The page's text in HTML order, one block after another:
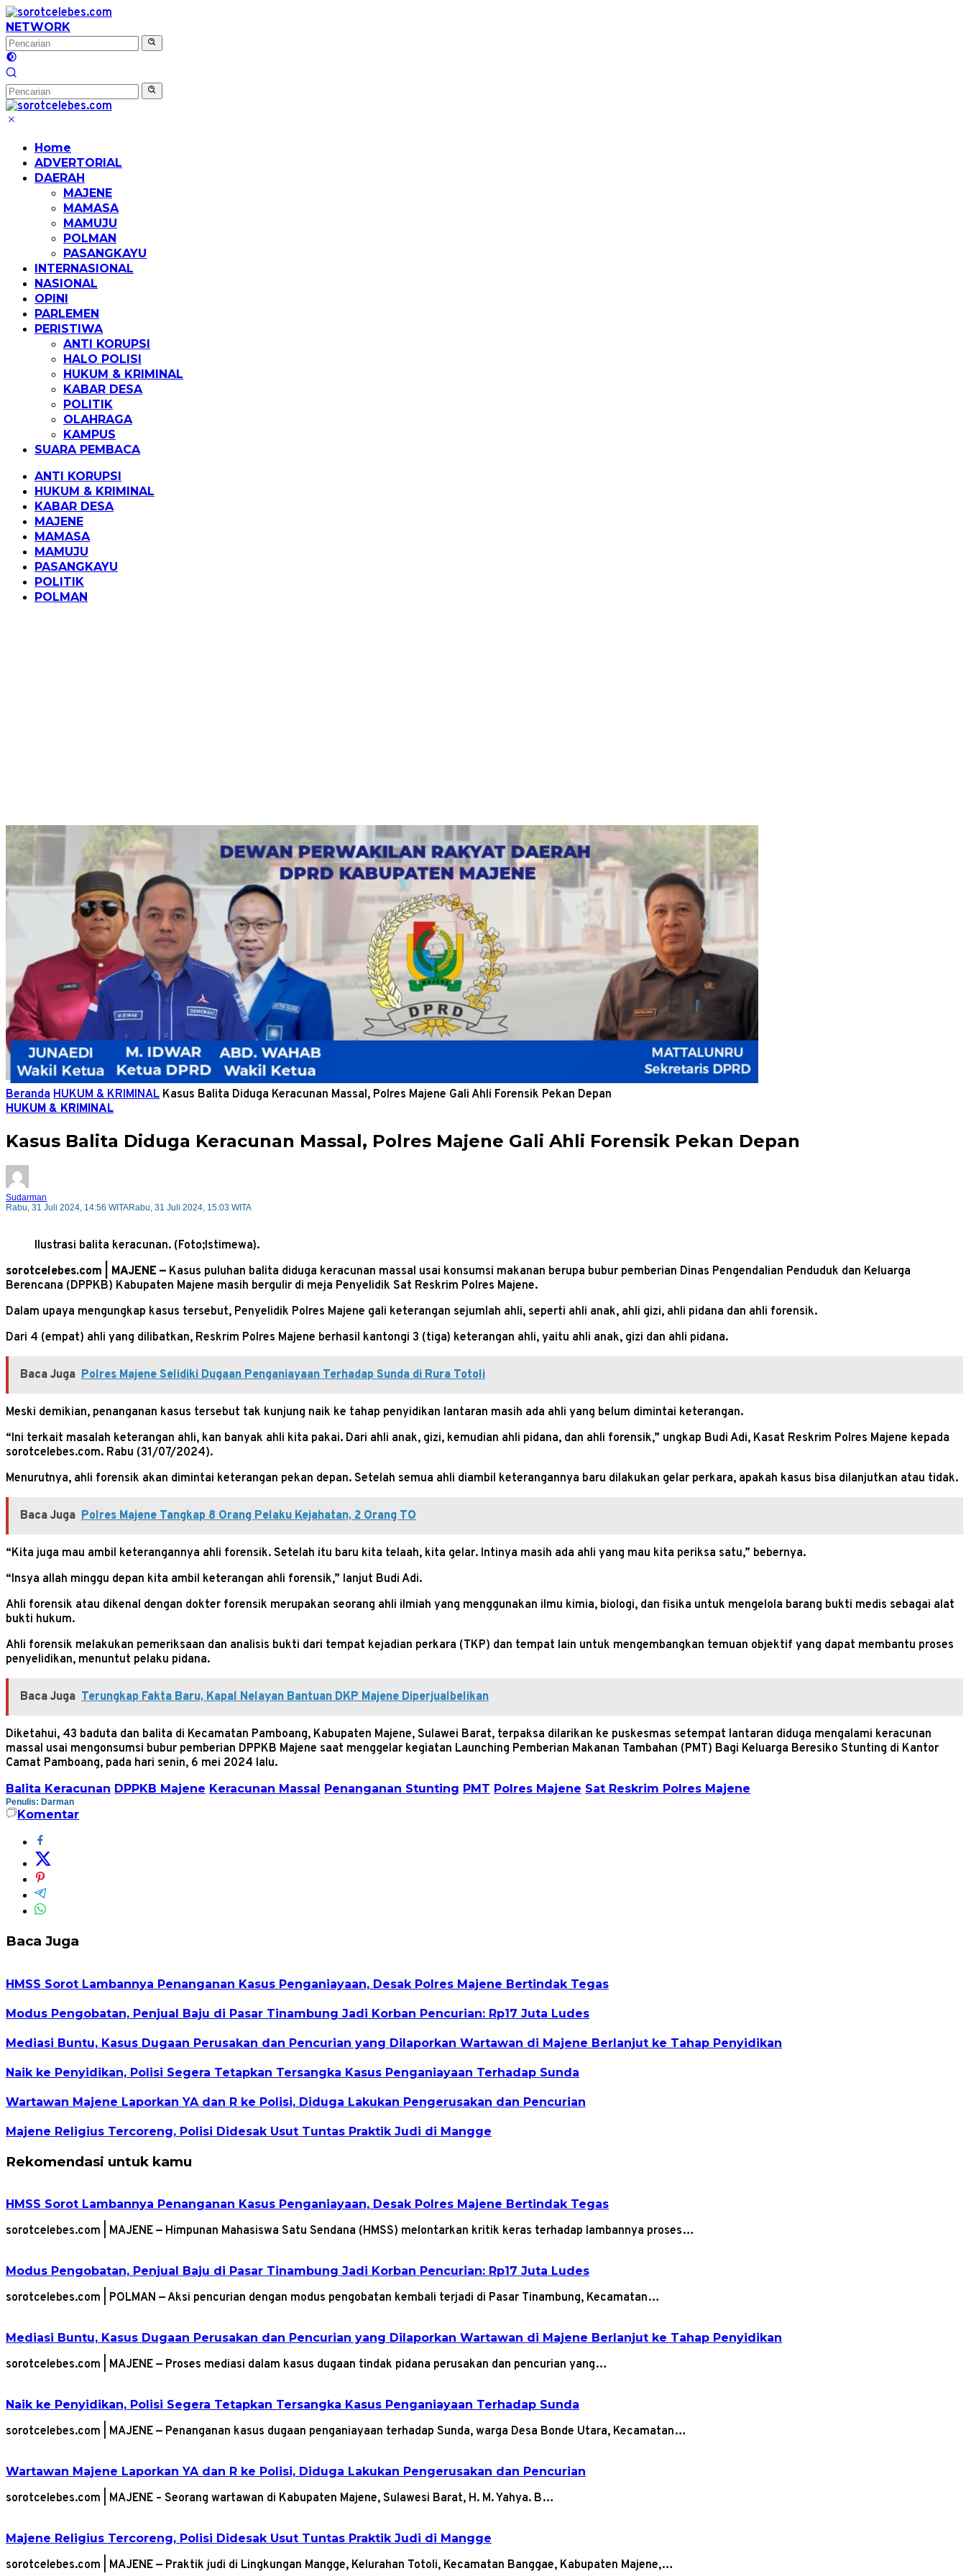
Langsung
ke
konten
NETWORK
Home
ADVERTORIAL
DAERAH
MAJENE
MAMASA
MAMUJU
POLMAN
PASANGKAYU
INTERNASIONAL
NASIONAL
OPINI
PARLEMEN
PERISTIWA
ANTI KORUPSI
HALO POLISI
HUKUM & KRIMINAL
KABAR DESA
POLITIK
OLAHRAGA
KAMPUS
SUARA PEMBACA
ANTI KORUPSI
HUKUM & KRIMINAL
KABAR DESA
MAJENE
MAMASA
MAMUJU
PASANGKAYU
POLITIK
POLMAN
Beranda HUKUM & KRIMINAL Kasus Balita Diduga Keracunan Massal, Polres Majene Gali Ahli Forensik Pekan Depan
HUKUM & KRIMINAL
Kasus Balita Diduga Keracunan Massal, Polres Majene Gali Ahli Forensik Pekan Depan
Sudarman
Rabu, 31 Juli 2024, 14:56 WITARabu, 31 Juli 2024, 15:03 WITA
Ilustrasi balita keracunan. (Foto;Istimewa).
sorotcelebes.com | MAJENE — Kasus puluhan balita diduga keracunan massal usai konsumsi makanan berupa bubur pemberian Dinas Pengendalian Penduduk dan Keluarga
Berencana (DPPKB) Kabupaten Majene masih bergulir di meja Penyelidik Sat Reskrim Polres Majene.
Dalam upaya mengungkap kasus tersebut, Penyelidik Polres Majene gali keterangan sejumlah ahli, seperti ahli anak, ahli gizi, ahli pidana dan ahli forensik.
Dari 4 (empat) ahli yang dilibatkan, Reskrim Polres Majene berhasil kantongi 3 (tiga) keterangan ahli, yaitu ahli anak, gizi dan ahli pidana.
Baca Juga Polres Majene Selidiki Dugaan Penganiayaan Terhadap Sunda di Rura Totoli
Meski demikian, penanganan kasus tersebut tak kunjung naik ke tahap penyidikan lantaran masih ada ahli yang belum dimintai keterangan.
“Ini terkait masalah keterangan ahli, kan banyak ahli kita pakai. Dari ahli anak, gizi, kemudian ahli pidana, dan ahli forensik,” ungkap Budi Adi, Kasat Reskrim Polres Majene kepada
sorotcelebes.com. Rabu (31/07/2024).
Menurutnya, ahli forensik akan dimintai keterangan pekan depan. Setelah semua ahli diambil keterangannya baru dilakukan gelar perkara, apakah kasus bisa dilanjutkan atau tidak.
Baca Juga Polres Majene Tangkap 8 Orang Pelaku Kejahatan, 2 Orang TO
“Kita juga mau ambil keterangannya ahli forensik. Setelah itu baru kita telaah, kita gelar. Intinya masih ada ahli yang mau kita periksa satu,” bebernya.
“Insya allah minggu depan kita ambil keterangan ahli forensik,” lanjut Budi Adi.
Ahli forensik atau dikenal dengan dokter forensik merupakan seorang ahli ilmiah yang menggunakan ilmu kimia, biologi, dan fisika untuk mengelola barang bukti medis sebagai alat
bukti hukum.
Ahli forensik melakukan pemeriksaan dan analisis bukti dari tempat kejadian perkara (TKP) dan tempat lain untuk mengembangkan temuan objektif yang dapat membantu proses
penyelidikan, menuntut pelaku pidana.
Baca Juga Terungkap Fakta Baru, Kapal Nelayan Bantuan DKP Majene Diperjualbelikan
Diketahui, 43 baduta dan balita di Kecamatan Pamboang, Kabupaten Majene, Sulawei Barat, terpaksa dilarikan ke puskesmas setempat lantaran diduga mengalami keracunan
massal usai mengonsumsi bubur pemberian DPPKB Majene saat menggelar kegiatan Launching Pemberian Makanan Tambahan (PMT) Bagi Keluarga Beresiko Stunting di Kantor
Camat Pamboang, pada hari senin, 6 mei 2024 lalu.
Balita Keracunan DPPKB Majene Keracunan Massal Penanganan Stunting PMT Polres Majene Sat Reskrim Polres Majene
Penulis: Darman
Komentar
Baca Juga
HMSS Sorot Lambannya Penanganan Kasus Penganiayaan, Desak Polres Majene Bertindak Tegas
Modus Pengobatan, Penjual Baju di Pasar Tinambung Jadi Korban Pencurian: Rp17 Juta Ludes
Mediasi Buntu, Kasus Dugaan Perusakan dan Pencurian yang Dilaporkan Wartawan di Majene Berlanjut ke Tahap Penyidikan
Naik ke Penyidikan, Polisi Segera Tetapkan Tersangka Kasus Penganiayaan Terhadap Sunda
Wartawan Majene Laporkan YA dan R ke Polisi, Diduga Lakukan Pengerusakan dan Pencurian
Majene Religius Tercoreng, Polisi Didesak Usut Tuntas Praktik Judi di Mangge
Rekomendasi untuk kamu
HMSS Sorot Lambannya Penanganan Kasus Penganiayaan, Desak Polres Majene Bertindak Tegas
sorotcelebes.com | MAJENE — Himpunan Mahasiswa Satu Sendana (HMSS) melontarkan kritik keras terhadap lambannya proses…
Modus Pengobatan, Penjual Baju di Pasar Tinambung Jadi Korban Pencurian: Rp17 Juta Ludes
sorotcelebes.com | POLMAN — Aksi pencurian dengan modus pengobatan kembali terjadi di Pasar Tinambung, Kecamatan…
Mediasi Buntu, Kasus Dugaan Perusakan dan Pencurian yang Dilaporkan Wartawan di Majene Berlanjut ke Tahap Penyidikan
sorotcelebes.com | MAJENE — Proses mediasi dalam kasus dugaan tindak pidana perusakan dan pencurian yang…
Naik ke Penyidikan, Polisi Segera Tetapkan Tersangka Kasus Penganiayaan Terhadap Sunda
sorotcelebes.com | MAJENE — Penanganan kasus dugaan penganiayaan terhadap Sunda, warga Desa Bonde Utara, Kecamatan…
Wartawan Majene Laporkan YA dan R ke Polisi, Diduga Lakukan Pengerusakan dan Pencurian
sorotcelebes.com | MAJENE – Seorang wartawan di Kabupaten Majene, Sulawesi Barat, H. M. Yahya. B…
Majene Religius Tercoreng, Polisi Didesak Usut Tuntas Praktik Judi di Mangge
sorotcelebes.com | MAJENE — Praktik judi di Lingkungan Mangge, Kelurahan Totoli, Kecamatan Banggae, Kabupaten Majene,…